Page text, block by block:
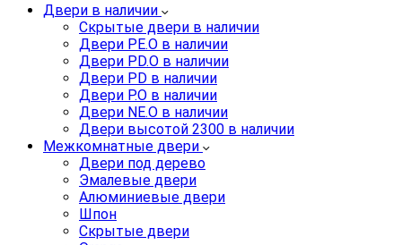
Двери в наличии
Скрытые двери в наличии
Двери PE.O в наличии
Двери PD.O в наличии
Двери PD в наличии
Двери P.O в наличии
Двери NE.O в наличии
Двери высотой 2300 в наличии
Межкомнатные двери
Двери под дерево
Эмалевые двери
Алюминиевые двери
Шпон
Скрытые двери